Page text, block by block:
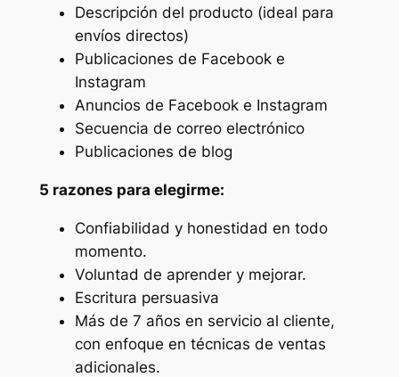
Descripción del producto (ideal para
envíos directos)
Publicaciones de Facebook e
Instagram
Anuncios de Facebook e Instagram
Secuencia de correo electrónico
Publicaciones de blog
5 razones para elegirme:
Confiabilidad y honestidad en todo
momento.
Voluntad de aprender y mejorar.
Escritura persuasiva
Más de 7 años en servicio al cliente,
con enfoque en técnicas de ventas
adicionales.